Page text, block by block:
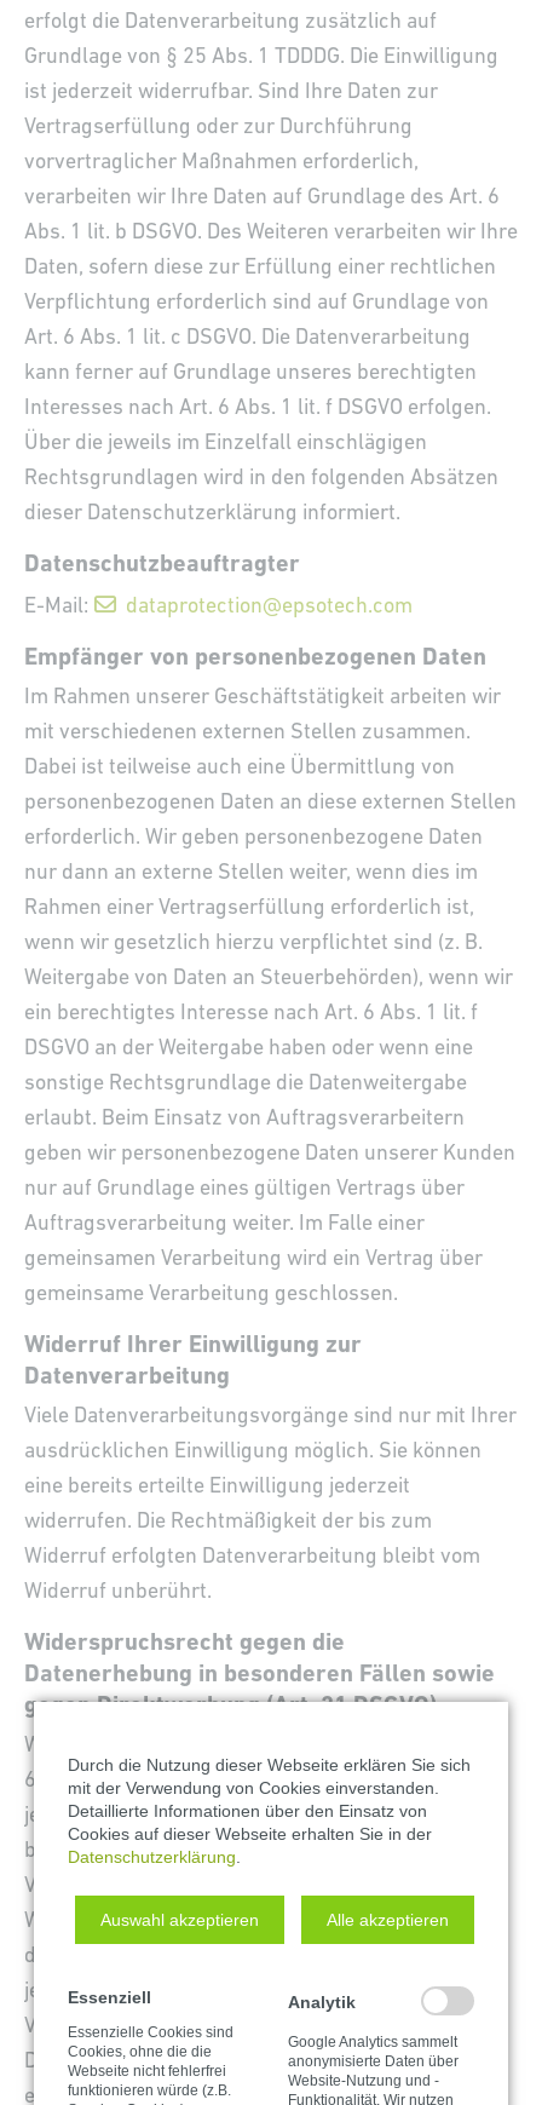
erfolgt die Datenverarbeitung zusätzlich auf
Grundlage von § 25 Abs. 1 TDDDG. Die Einwilligung
ist jederzeit widerrufbar. Sind Ihre Daten zur
Vertragserfüllung oder zur Durchführung
vorvertraglicher Maßnahmen erforderlich,
verarbeiten wir Ihre Daten auf Grundlage des Art. 6
Abs. 1 lit. b DSGVO. Des Weiteren verarbeiten wir Ihre
Daten, sofern diese zur Erfüllung einer rechtlichen
Verpflichtung erforderlich sind auf Grundlage von
Art. 6 Abs. 1 lit. c DSGVO. Die Datenverarbeitung
kann ferner auf Grundlage unseres berechtigten
Interesses nach Art. 6 Abs. 1 lit. f DSGVO erfolgen.
Über die jeweils im Einzelfall einschlägigen
Rechtsgrundlagen wird in den folgenden Absätzen
dieser Datenschutzerklärung informiert.
Datenschutz­beauftragter
E-Mail: dataprotection@epsotech.com
Empfänger von personenbezogenen Daten
Im Rahmen unserer Geschäftstätigkeit arbeiten wir
mit verschiedenen externen Stellen zusammen.
Dabei ist teilweise auch eine Übermittlung von
personenbezogenen Daten an diese externen Stellen
erforderlich. Wir geben personenbezogene Daten
nur dann an externe Stellen weiter, wenn dies im
Rahmen einer Vertragserfüllung erforderlich ist,
wenn wir gesetzlich hierzu verpflichtet sind (z. B.
Weitergabe von Daten an Steuerbehörden), wenn wir
ein berechtigtes Interesse nach Art. 6 Abs. 1 lit. f
DSGVO an der Weitergabe haben oder wenn eine
sonstige Rechtsgrundlage die Datenweitergabe
erlaubt. Beim Einsatz von Auftragsverarbeitern
geben wir personenbezogene Daten unserer Kunden
nur auf Grundlage eines gültigen Vertrags über
Auftragsverarbeitung weiter. Im Falle einer
gemeinsamen Verarbeitung wird ein Vertrag über
gemeinsame Verarbeitung geschlossen.
Widerruf Ihrer Einwilligung zur
Datenverarbeitung
Viele Datenverarbeitungsvorgänge sind nur mit Ihrer
ausdrücklichen Einwilligung möglich. Sie können
eine bereits erteilte Einwilligung jederzeit
widerrufen. Die Rechtmäßigkeit der bis zum
Widerruf erfolgten Datenverarbeitung bleibt vom
Widerruf unberührt.
Widerspruchsrecht gegen die
Datenerhebung in besonderen Fällen sowie
gegen Direktwerbung (Art. 21 DSGVO)
Wenn die Datenverarbeitung auf Grundlage von Art.
6 Abs. 1 lit. e oder f DSGVO erfolgt, haben Sie
jederzeit das Recht, aus Gründen, die sich aus Ihrer
besonderen Situation ergeben, gegen die
Verarbeitung Ihrer personenbezogenen Daten
Widerspruch einzulegen; dies gilt auch für ein auf
diese Bestimmungen gestütztes Profiling. Die
jeweilige Rechtsgrundlage, auf denen eine
Verarbeitung beruht, entnehmen Sie dieser
Datenschutzerklärung. Wenn Sie Widerspruch
einlegen, werden wir Ihre betroffenen
Durch die Nutzung dieser Webseite erklären Sie sich
mit der Verwendung von Cookies einverstanden.
Detaillierte Informationen über den Einsatz von
Cookies auf dieser Webseite erhalten Sie in der
Datenschutzerklärung
Auswahl akzeptieren Alle akzeptieren
Essenziell
Essenzielle Cookies sind
Cookies, ohne die die
Webseite nicht fehlerfrei
funktionieren würde (z.B.
Analytik
Google Analytics sammelt
anonymisierte Daten über
Website-Nutzung und -
Funktionalität. Wir nutzen